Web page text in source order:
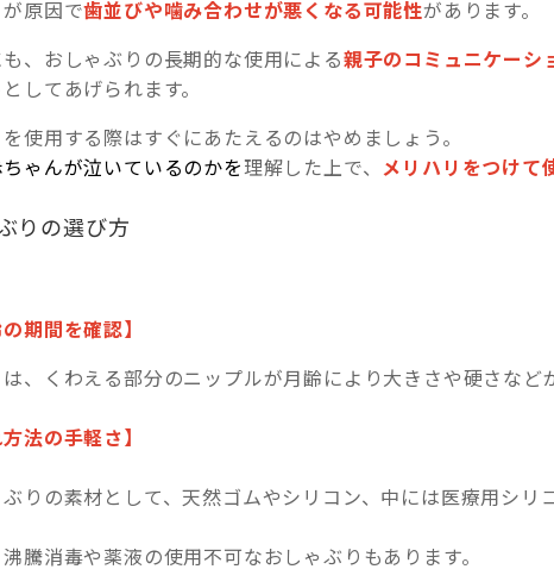
原因で歯並びや噛み合わせが悪くなる可能性があります。
、おしゃぶりの長期的な使用による親子のコミュニケーシ
してあげられます。
使用する際はすぐにあたえるのはやめましょう。
ゃんが泣いているのかを理解した上で、 メリハリをつけて
りの選び方
期間を確認】
、くわえる部分のニップルが月齢により大きさや硬さなど
法の手軽さ】
りの素材として、天然ゴムやシリコン、中には医療用シリ
騰消毒や薬液の使用不可なおしゃぶりもあります。